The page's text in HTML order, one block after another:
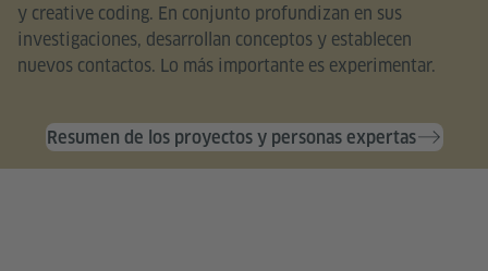
y creative coding. En conjunto profundizan en sus
investigaciones, desarrollan conceptos y establecen
nuevos contactos. Lo más importante es experimentar.
Resumen de los proyectos y personas expertas